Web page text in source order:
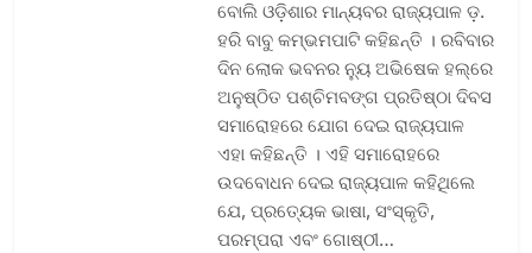
ବୋଲି ଓଡ଼ିଶାର ମାନ୍ୟବର ରାଜ୍ୟପାଳ ଡ଼.
ହରି ବାବୁ କମ୍ଭମପାଟି କହିଛନ୍ତି । ରବିବାର
ଦିନ ଲୋକ ଭବନର ନ୍ୟୁ ଅଭିଷେକ ହଲ୍‌ରେ
ଅନୁଷ୍ଠିତ ପଶ୍ଚିମବଙ୍ଗ ପ୍ରତିଷ୍ଠା ଦିବସ
ସମାରୋହରେ ଯୋଗ ଦେଇ ରାଜ୍ୟପାଳ
ଏହା କହିଛନ୍ତି । ଏହି ସମାରୋହରେ
ଉଦବୋଧନ ଦେଇ ରାଜ୍ୟପାଳ କହିଥିଲେ
ଯେ, ପ୍ରତ୍ୟେକ ଭାଷା, ସଂସ୍କୃତି,
ପରମ୍ପରା ଏବଂ ଗୋଷ୍ଠୀ…